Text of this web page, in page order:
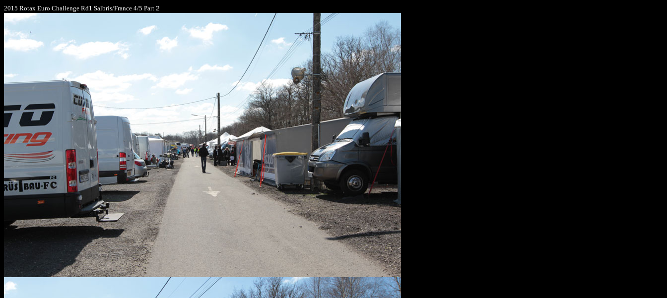
2015 Rotax Euro Challenge Rd1 Salbris/France 4/5 Part２